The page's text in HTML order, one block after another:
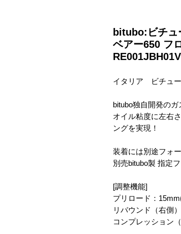
bitubo:ビチュ
ベアー650 フ
イタリア ビチュー
bitubo独自開発のガ
オイル粘度に左右
ングを実現！
装着には別途フォ
別売bitubo製 指定
[調整機能]
プリロード：
リバウンド（右側
コンプレッション